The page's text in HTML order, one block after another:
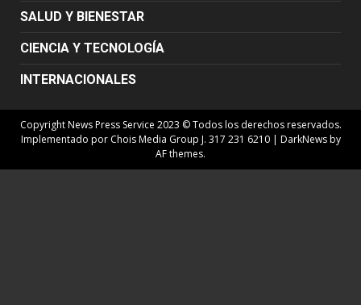
SALUD Y BIENESTAR
CIENCIA Y TECNOLOGÍA
INTERNACIONALES
Copyright News Press Service 2023 © Todos los derechos reservados.
Implementado por Chois Media Group J. 317 231 6210 | DarkNewsby
AF themes.